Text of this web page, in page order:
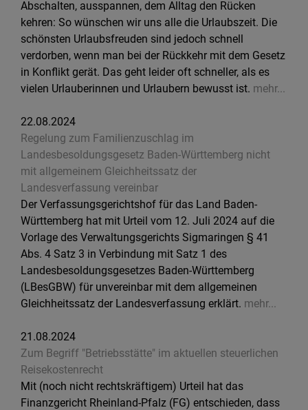
Abschalten, ausspannen, dem Alltag den Rücken
kehren: So wünschen wir uns alle die Urlaubszeit. Die
schönsten Urlaubsfreuden sind jedoch schnell
verdorben, wenn man bei der Rückkehr mit dem Gesetz
in Konflikt gerät. Das geht leider oft schneller, als es
vielen Urlauberinnen und Urlaubern bewusst ist. mehr...
22.08.2024
Regelung zum Familienzuschlag im
Landesbesoldungsgesetz Baden-Württemberg nicht
mit allgemeinem Gleichheitssatz der
Landesverfassung vereinbar
Der Verfassungsgerichtshof für das Land Baden-
Württemberg hat mit Urteil vom 12. Juli 2024 auf die
Vorlage des Verwaltungsgerichts Sigmaringen § 41
Abs. 4 Satz 3 in Verbindung mit Satz 1 des
Landesbesoldungsgesetzes Baden-Württemberg
(LBesGBW) für unvereinbar mit dem allgemeinen
Gleichheitssatz der Landesverfassung erklärt. mehr...
21.08.2024
Zum Begriff "Betriebsstätte" im aktuellen steuerlichen
Reisekostenrecht
Mit (noch nicht rechtskräftigem) Urteil hat das
Finanzgericht Rheinland-Pfalz (FG) entschieden, dass